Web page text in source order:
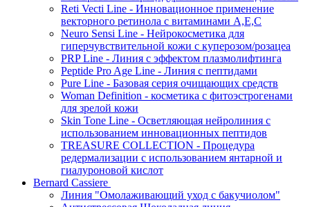
Reti Vecti Line - Инновационное применение
векторного ретинола с витаминами A,Е,С
Neuro Sensi Line - Нейрокосметика для
гиперчувствительной кожи с куперозом/розацеа
PRP Line - Линия с эффектом плазмолифтинга
Peptide Pro Age Line - Линия с пептидами
Pure Line - Базовая серия очищающих средств
Woman Definition - косметика с фитоэстрогенами
для зрелой кожи
Skin Tone Line - Осветляющая нейролиния с
использованием инновационных пептидов
TREASURE COLLECTION - Процедура
редермализации с использованием янтарной и
гиалуроновой кислот
Bernard Cassiere
Линия "Омолаживающий уход с бакучиолом"